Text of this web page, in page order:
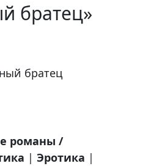
братец»
братец
романы /
| Эротика |